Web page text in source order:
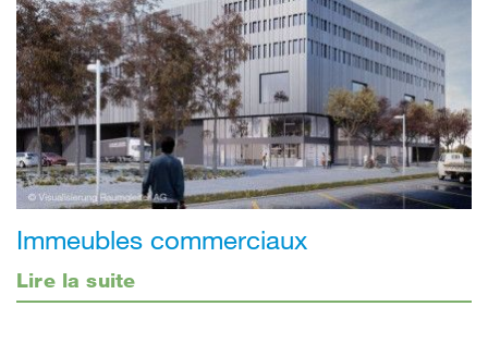
Immeubles commerciaux
Lire la suite